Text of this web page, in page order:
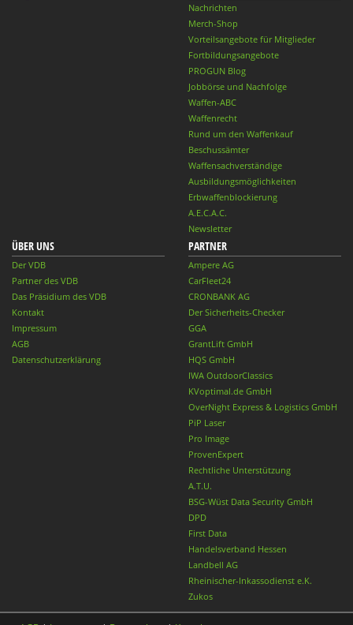
Nachrichten
Merch-Shop
Vorteilsangebote für Mitglieder
Fortbildungsangebote
PROGUN Blog
Jobbörse und Nachfolge
Waffen-ABC
Waffenrecht
Rund um den Waffenkauf
Beschussämter
Waffensachverständige
Ausbildungsmöglichkeiten
Erbwaffenblockierung
A.E.C.A.C.
Newsletter
ÜBER UNS
Der VDB
Partner des VDB
Das Präsidium des VDB
Kontakt
Impressum
AGB
Datenschutzerklärung
PARTNER
Ampere AG
CarFleet24
CRONBANK AG
Der Sicherheits-Checker
GGA
GrantLift GmbH
HQS GmbH
IWA OutdoorClassics
KVoptimal.de GmbH
OverNight Express & Logistics GmbH
PiP Laser
Pro Image
ProvenExpert
Rechtliche Unterstützung
A.T.U.
BSG-Wüst Data Security GmbH
DPD
First Data
Handelsverband Hessen
Landbell AG
Rheinischer-Inkassodienst e.K.
Zukos